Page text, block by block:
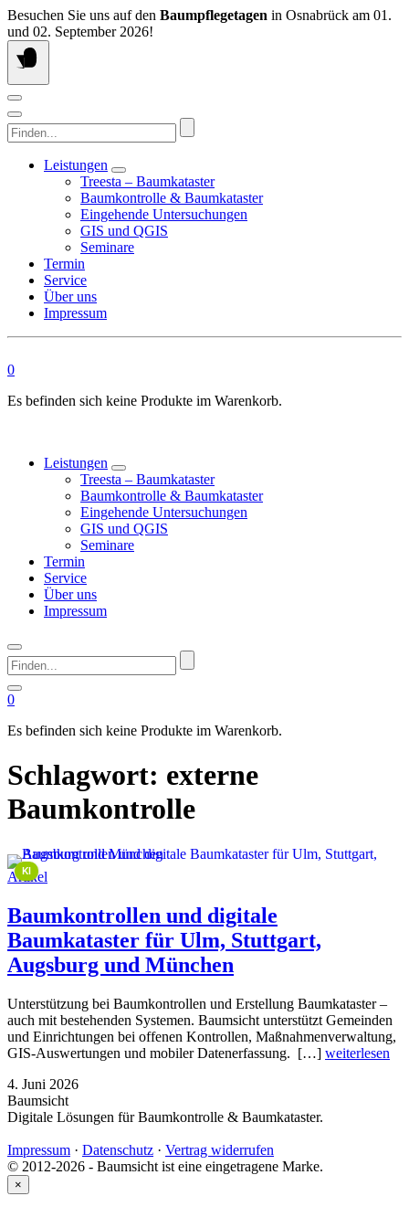
Springen
Sie
zum
Inhalt
Besuchen Sie uns auf den Baumpflegetagen in Osnabrück am 01.
und 02. September 2026!
Finden...
Leistungen
Treesta – Baumkataster
Baumkontrolle & Baumkataster
Eingehende Untersuchungen
GIS und QGIS
Seminare
Termin
Service
Über uns
Impressum
0
Es befinden sich keine Produkte im Warenkorb.
Leistungen
Treesta – Baumkataster
Baumkontrolle & Baumkataster
Eingehende Untersuchungen
GIS und QGIS
Seminare
Termin
Service
Über uns
Impressum
Finden...
0
Es befinden sich keine Produkte im Warenkorb.
Schlagwort: externe
Baumkontrolle
This image is AI-generated or manipulated, disclosed under Article 50(4) of the EU AI Act.
KI
Artikel
Baumkontrollen und digitale
Baumkataster für Ulm, Stuttgart,
Augsburg und München
Unterstützung bei Baumkontrollen und Erstellung Baumkataster –
auch mit bestehenden Systemen. Baumsicht unterstützt Gemeinden
und Einrichtungen bei offenen Kontrollen, Maßnahmenverwaltung,
GIS-Auswertungen und mobiler Datenerfassung. […] weiterlesen
4. Juni 2026
Baumsicht
Digitale Lösungen für Baumkontrolle & Baumkataster.
Impressum · Datenschutz · Vertrag widerrufen
© 2012-2026 - Baumsicht ist eine eingetragene Marke.
×